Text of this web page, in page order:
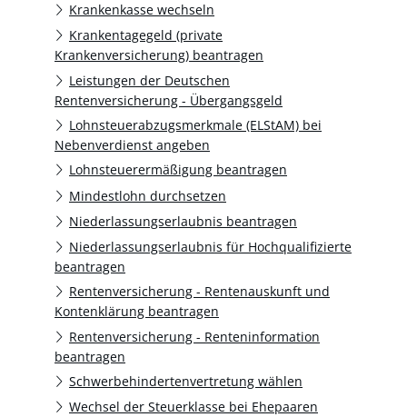
Krankenkasse wechseln
Krankentagegeld (private
Krankenversicherung) beantragen
Leistungen der Deutschen
Rentenversicherung - Übergangsgeld
Lohnsteuerabzugsmerkmale (ELStAM) bei
Nebenverdienst angeben
Lohnsteuerermäßigung beantragen
Mindestlohn durchsetzen
Niederlassungserlaubnis beantragen
Niederlassungserlaubnis für Hochqualifizierte
beantragen
Rentenversicherung - Rentenauskunft und
Kontenklärung beantragen
Rentenversicherung - Renteninformation
beantragen
Schwerbehindertenvertretung wählen
Wechsel der Steuerklasse bei Ehepaaren